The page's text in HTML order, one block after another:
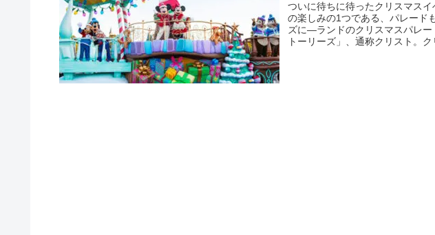
ついに待ちに待ったクリスマス
の楽しみの1つである、パレード
ズに―ランドのクリスマスパレー
トーリーズ」、通称クリスト。ク